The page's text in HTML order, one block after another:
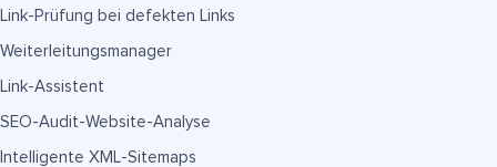
Link-Prüfung bei defekten Links
Weiterleitungsmanager
Link-Assistent
SEO-Audit-Website-Analyse
Intelligente XML-Sitemaps